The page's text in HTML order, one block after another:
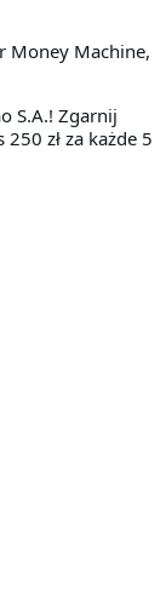
Money Machine,
S.A.! Zgarnij
250 zł za każde 5